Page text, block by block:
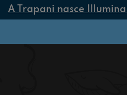
A Trapani nasce